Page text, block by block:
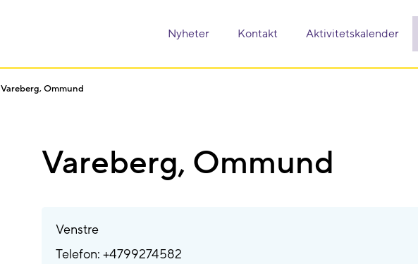
Nyheter Kontakt Aktivitetskalender
Vareberg, Ommund
Vareberg, Ommund
Venstre
Telefon: +4799274582